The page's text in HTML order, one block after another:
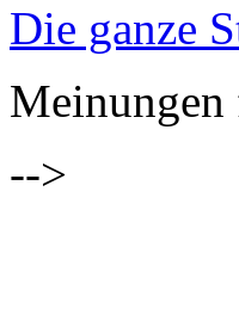
Die ganze
-->